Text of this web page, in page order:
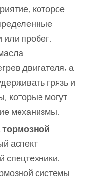
которое
или пробег.
двигателя, а
грязь и
которые могут
механизмы.
аспект
спецтехники.
системы